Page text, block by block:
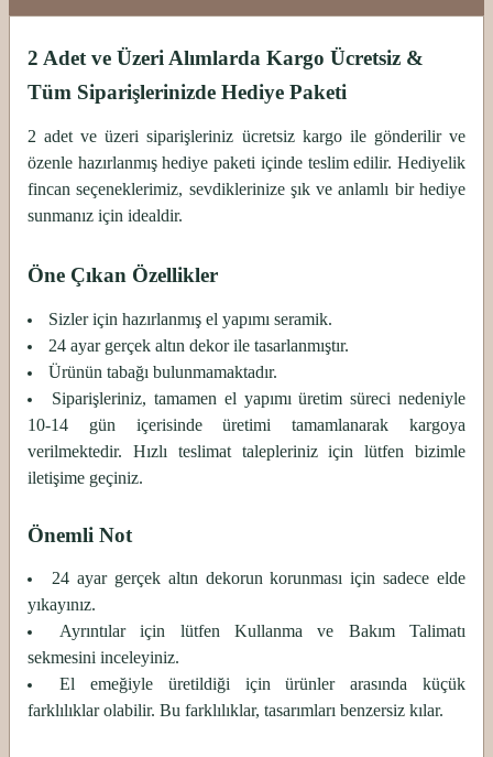
2 Adet ve Üzeri Alımlarda Kargo Ücretsiz &
Tüm Siparişlerinizde Hediye Paketi
2 adet ve üzeri siparişleriniz ücretsiz kargo ile gönderilir ve
özenle hazırlanmış hediye paketi içinde teslim edilir. Hediyelik
fincan seçeneklerimiz, sevdiklerinize şık ve anlamlı bir hediye
sunmanız için idealdir.
Öne Çıkan Özellikler
Sizler için hazırlanmış el yapımı seramik.
24 ayar gerçek altın dekor ile tasarlanmıştır.
Ürünün tabağı bulunmamaktadır.
Siparişleriniz, tamamen el yapımı üretim süreci nedeniyle
10-14 gün içerisinde üretimi tamamlanarak kargoya
verilmektedir. Hızlı teslimat talepleriniz için lütfen bizimle
iletişime geçiniz.
Önemli Not
24 ayar gerçek altın dekorun korunması için sadece elde
yıkayınız.
Ayrıntılar için lütfen Kullanma ve Bakım Talimatı
sekmesini inceleyiniz.
El emeğiyle üretildiği için ürünler arasında küçük
farklılıklar olabilir. Bu farklılıklar, tasarımları benzersiz kılar.